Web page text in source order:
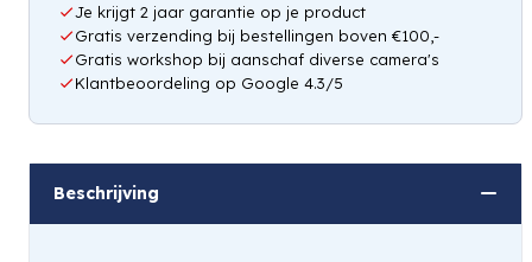
Je krijgt 2 jaar garantie op je product
Gratis verzending bij bestellingen boven €100,-
Gratis workshop bij aanschaf diverse camera's
Klantbeoordeling op Google 4.3/5
Beschrijving